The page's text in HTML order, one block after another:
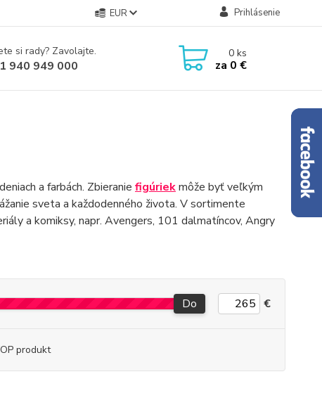
EUR Prihlásenie
si rady? Zavolajte.
940 949 000
0ks
za 0 €
a farbách. Zbieranie figúriekmôže byť veľkým
sveta a každodenného života. V sortimente
a komiksy, napr. Avengers, 101 dalmatíncov, Angry
Do €
produkt